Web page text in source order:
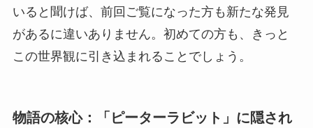
いると聞けば、前回ご覧になった方も新たな発見
があるに違いありません。初めての方も、きっと
この世界観に引き込まれることでしょう。
物語の核心：「ピーターラビット」に隠され